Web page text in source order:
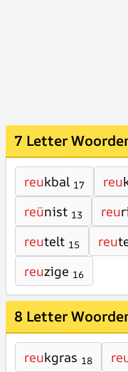
7 Letter
reukbal 17 reu
reünist 13 reu
reutelt 15 reu
reuzige 16
8 Letter
reukgras 18